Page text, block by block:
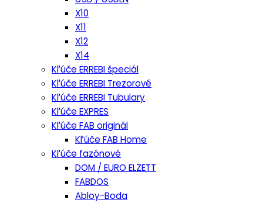
X10
X11
X12
X14
Kľúče ERREBI špeciál
Kľúče ERREBI Trezorové
Kľúče ERREBI Tubulary
Kľúče EXPRES
Kľúče FAB originál
Kľúče FAB Home
Kľúče fazónové
DOM / EURO ELZETT
FABDOS
Abloy-Boda